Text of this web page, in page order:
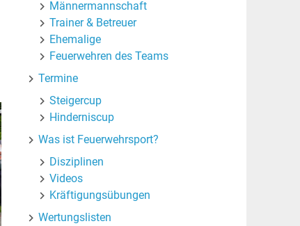
Männermannschaft
Trainer & Betreuer
Ehemalige
Feuerwehren des Teams
Termine
Steigercup
Hinderniscup
Was ist Feuerwehrsport?
Disziplinen
Videos
Kräftigungsübungen
Wertungslisten